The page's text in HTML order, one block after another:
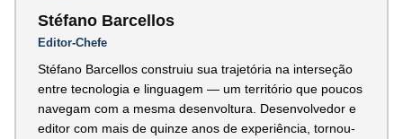
Stéfano Barcellos
Editor-Chefe
Stéfano Barcellos construiu sua trajetória na interseção
entre tecnologia e linguagem — um território que poucos
navegam com a mesma desenvoltura. Desenvolvedor e
editor com mais de quinze anos de experiência, tornou-